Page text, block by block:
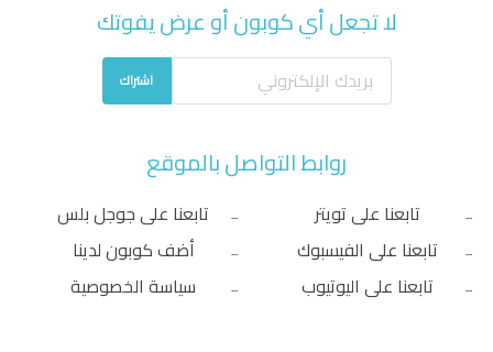
لا تجعل أي كوبون أو عرض يفوتك
اشتراك
روابط التواصل بالموقع
تابعنا على تويتر
تابعنا على الفيسبوك
تابعنا على اليوتيوب
تابعنا على جوجل بلس
أضف كوبون لدينا
سياسة الخصوصية